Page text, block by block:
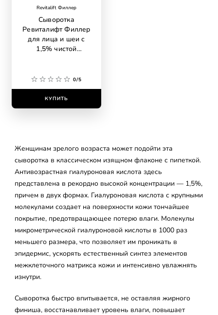
Revitalift Филлер
Сыворотка
Ревиталифт Филлер
для лица и шеи с
1,5% чистой
0/5
КУПИТЬ
Женщинам зрелого возраста может подойти эта
сыворотка в классическом изящном флаконе с пипеткой.
Антивозрастная гиалуроновая кислота здесь
представлена в рекордно высокой концентрации — 1,5%,
причем в двух формах. Гиалуроновая кислота с крупными
молекулами создает на поверхности кожи тончайшее
покрытие, предотвращающее потерю влаги. Молекулы
микрометрической гиалуроновой кислоты в 1000 раз
меньшего размера, что позволяет им проникать в
эпидермис, ускорять естественный синтез элементов
межклеточного матрикса кожи и интенсивно увлажнять
изнутри.
Сыворотка быстро впитывается, не оставляя жирного
финиша, восстанавливает уровень влаги, повышает